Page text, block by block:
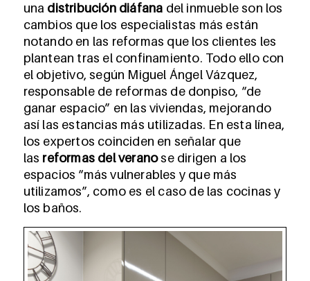
una distribución diáfana del inmueble son los
cambios que los especialistas más están
notando en las reformas que los clientes les
plantean tras el confinamiento. Todo ello con
el objetivo, según Miguel Ángel Vázquez,
responsable de reformas de donpiso, “de
ganar espacio” en las viviendas, mejorando
así las estancias más utilizadas. En esta línea,
los expertos coinciden en señalar que
las reformas del veranose dirigen a los
espacios “más vulnerables y que más
utilizamos”, como es el caso de las cocinas y
los baños.